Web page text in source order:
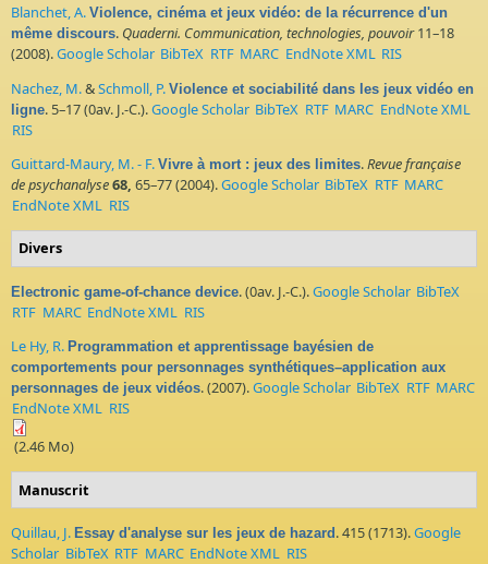
Blanchet, A. Violence, cinéma et jeux vidéo: de la récurrence d'un
même discours. Quaderni. Communication, technologies, pouvoir11–18
(2008).Google Scholar BibTeX RTF MARC EndNote XML RIS
Nachez, M.&Schmoll, P. Violence et sociabilité dans les jeux vidéo en
ligne. 5–17 (0av. J.-C.).Google Scholar BibTeX RTF MARC EndNote XML
RIS
Guittard-Maury, M. - F. Vivre à mort : jeux des limites.Revue française
de psychanalyse68, 65–77 (2004).Google Scholar BibTeX RTF MARC
EndNote XML RIS
Divers
Electronic game-of-chance device. (0av. J.-C.).Google Scholar BibTeX
RTF MARC EndNote XML RIS
Le Hy, R. Programmation et apprentissage bayésien de
comportements pour personnages synthétiques–application aux
personnages de jeux vidéos. (2007).Google Scholar BibTeX RTF MARC
EndNote XML RIS
(2.46 Mo)
Manuscrit
Quillau, J. Essay d'analyse sur les jeux de hazard . 415 (1713).Google
Scholar BibTeX RTF MARC EndNote XML RIS